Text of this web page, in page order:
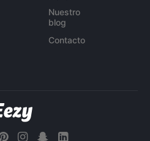
Nuestro
blog
Contacto